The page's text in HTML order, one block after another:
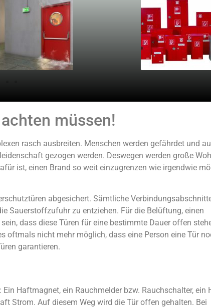
müssen!
rasch ausbreiten. Menschen werden gefährdet und
gezogen werden. Deswegen werden große
ist, einen Brand so weit einzugrenzen wie irgendwie
abgesichert. Sämtliche
Sauerstoffzufuhr zu entziehen. Für die Belüftung, einen
dass diese Türen für eine bestimmte Dauer offen
oftmals nicht mehr möglich, dass eine Person eine Tür
garantieren.
Haftmagnet, ein Rauchmelder bzw. Rauchschalter, ein
Strom. Auf diesem Weg wird die Tür offen gehalten. Bei